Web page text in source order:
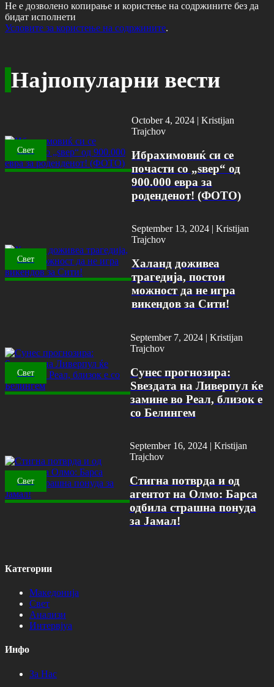
Не е дозволено копирање и користење на содржините без да
бидат исполнети
Условите за користење на содржините.
Најпопуларни вести
Свет
October 4, 2024 |Kristijan
Trajchov
Ибрахимовиќ си се
почасти со „ѕвер“ од
900.000 евра за
роденденот! (ФОТО)
Свет
September 13, 2024 | Kristijan
Trajchov
Халанд доживеа
трагедија, постои
можност да не игра
викендов за Сити!
Свет
September 7, 2024 | Kristijan
Trajchov
Сунес прогнозира:
Ѕвездата на Ливерпул ќе
замине во Реал, близок е
со Белингем
Свет
September 16, 2024 | Kristijan
Trajchov
Стигна потврда и од
агентот на Олмо: Барса
одбила страшна понуда
за Јамал!
Категории
Македонија
Свет
Анализи
Интервјуа
Инфо
За Нас